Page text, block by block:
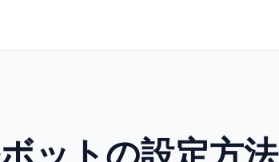
ットの設定方法